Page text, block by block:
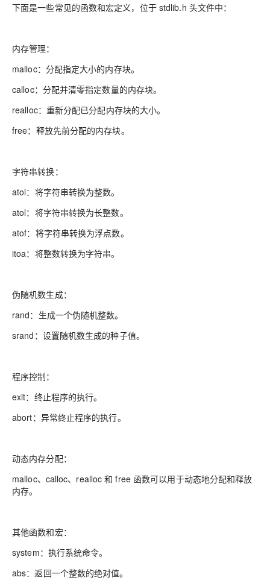
下面是一些常见的函数和宏定义，位于 stdlib.h 头文件中：
内存管理：
malloc：分配指定大小的内存块。
calloc：分配并清零指定数量的内存块。
realloc：重新分配已分配内存块的大小。
free：释放先前分配的内存块。
字符串转换：
atoi：将字符串转换为整数。
atol：将字符串转换为长整数。
atof：将字符串转换为浮点数。
itoa：将整数转换为字符串。
伪随机数生成：
rand：生成一个伪随机整数。
srand：设置随机数生成的种子值。
程序控制：
exit：终止程序的执行。
abort：异常终止程序的执行。
动态内存分配：
malloc、calloc、realloc 和 free 函数可以用于动态地分配和释放
内存。
其他函数和宏：
system：执行系统命令。
abs：返回一个整数的绝对值。